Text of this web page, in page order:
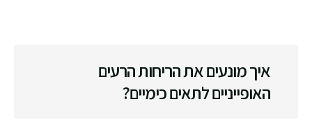
איך מונעים את הריחות הרעים
האופייניים לתאים כימיים?